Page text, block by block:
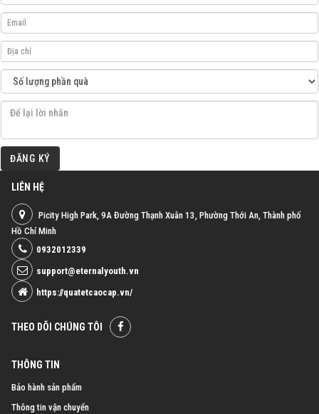
ĐĂNG KÝ
LIÊN HỆ
Picity High Park, 9A Đường Thạnh Xuân 13, Phường Thới An, Thành phố
Hồ Chí Minh
0932012339
support@eternalyouth.vn
https://quatetcaocap.vn/
THEO DÕI CHÚNG TÔI
THÔNG TIN
Bảo hành sản phẩm
Thông tin vận chuyển